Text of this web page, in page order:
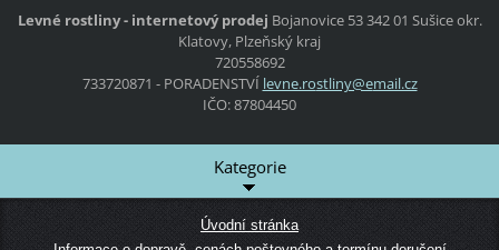
Levné rostliny - internetový prodej Bojanovice 53342 01 Sušiceokr.
Klatovy, Plzeňský kraj
720558692
733720871 - PORADENSTVÍ levne.rostliny@email.cz
IČO: 87804450
Kategorie
Úvodní stránka